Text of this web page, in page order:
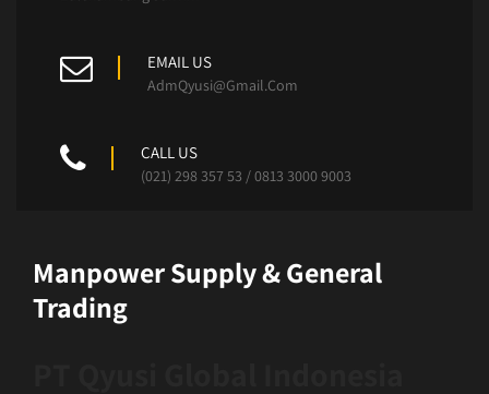
EMAIL US
AdmQyusi@Gmail.Com
CALL US
(021) 298 357 53 / 0813 3000 9003
Manpower Supply & General
Trading